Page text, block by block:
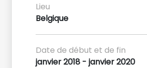
Lieu
Belgique
Date de début et de fin
janvier 2018 - janvier 2020